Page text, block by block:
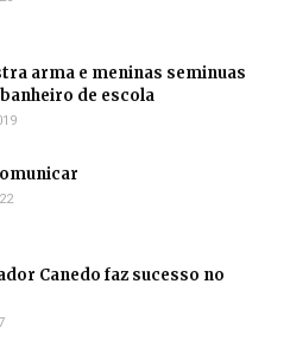
arma e meninas seminuas
de escola
Canedo faz sucesso no